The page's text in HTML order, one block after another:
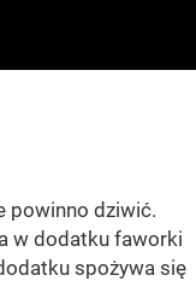
powinno dziwić.
w dodatku faworki
spożywa się